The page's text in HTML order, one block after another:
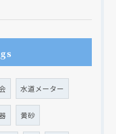
水道メーター
黄砂